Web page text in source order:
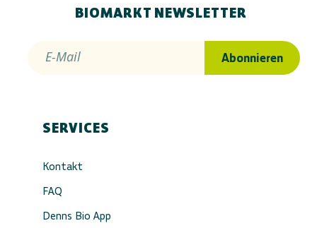
BIOMARKT NEWSLETTER
E-Mail Abonnieren
SERVICES
Kontakt
FAQ
Denns Bio App